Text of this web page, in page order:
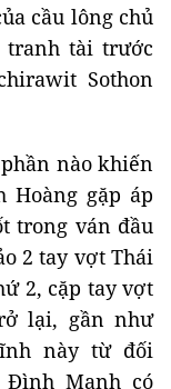
cầu lông chủ
tài trước
Sothon
nào khiến
gặp áp
trong ván đầu
2 tay vợt Thái
2, cặp tay vợt
lại, gần như
này từ đối
Mạnh có